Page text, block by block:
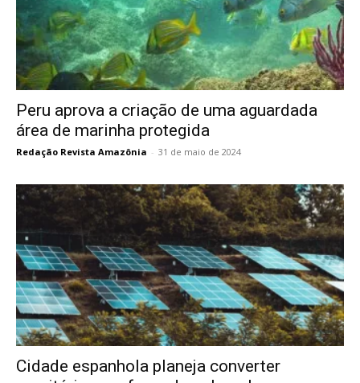
Peru aprova a criação de uma aguardada
área de marinha protegida
Redação Revista Amazônia - 31 de maio de 2024
Cidade espanhola planeja converter